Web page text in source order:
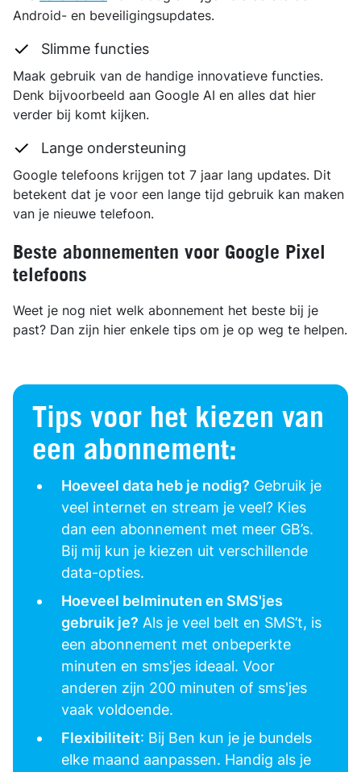
Android- en beveiligingsupdates.
Slimme functies
Maak gebruik van de handige innovatieve functies.
Denk bijvoorbeeld aan Google AI en alles dat hier
verder bij komt kijken.
Lange ondersteuning
Google telefoons krijgen tot 7 jaar lang updates. Dit
betekent dat je voor een lange tijd gebruik kan maken
van je nieuwe telefoon.
Beste abonnementen voor Google Pixel
telefoons
Weet je nog niet welk abonnement het beste bij je
past? Dan zijn hier enkele tips om je op weg te helpen.
Tips voor het kiezen van
een abonnement:
Hoeveel data heb je nodig? Gebruik je
veel internet en stream je veel? Kies
dan een abonnement met meer GB’s.
Bij mij kun je kiezen uit verschillende
data-opties.
Hoeveel belminuten en SMS'jes
gebruik je? Als je veel belt en SMS’t, is
een abonnement met onbeperkte
minuten en sms'jes ideaal. Voor
anderen zijn 200 minuten of sms'jes
vaak voldoende.
Flexibiliteit: Bij Ben kun je je bundels
elke maand aanpassen. Handig als je